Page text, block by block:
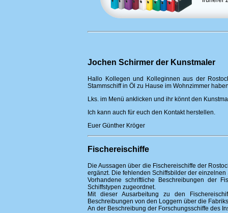
Jochen Schirmer der Kunstmaler
Hallo Kollegen und Kolleginnen aus der
Stammschiff in Öl zu Hause im Wohnzimmer
Lks. im Menü anklicken und ihr könnt den
Ich kann auch für euch den Kontakt herstellen.
Euer Günther Kröger
Fischereischiffe
Die Aussagen über die Fischereischiffe der
ergänzt. Die fehlenden Schiffsbilder der
Vorhandene schriftliche Beschreibungen der
Schiffstypen zugeordnet.
Mit dieser Ausarbeitung zu den
Beschreibungen von den Loggern über die
An der Beschreibung der Forschungsschiffe des